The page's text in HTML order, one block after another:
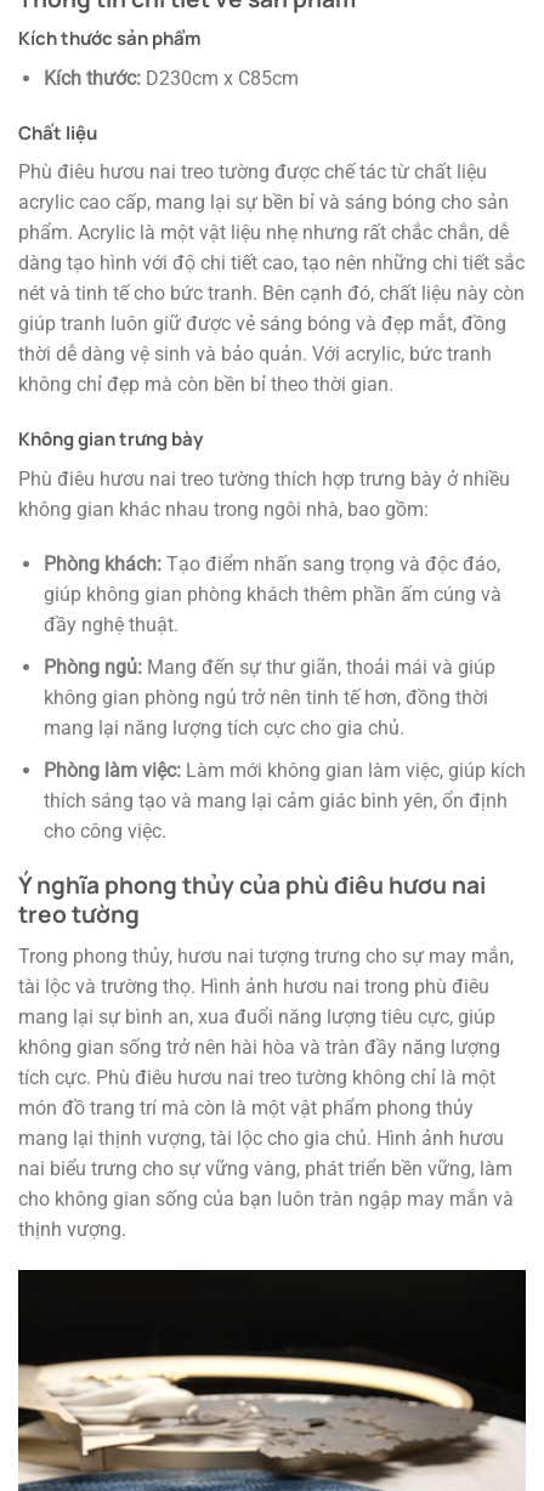
Kích thước sản phẩm
Kích thước:D230cm x C85cm
Chất liệu
Phù điêu hươu nai treo tường được chế tác từ chất liệu
acrylic cao cấp, mang lại sự bền bỉ và sáng bóng cho sản
phẩm. Acrylic là một vật liệu nhẹ nhưng rất chắc chắn, dễ
dàng tạo hình với độ chi tiết cao, tạo nên những chi tiết sắc
nét và tinh tế cho bức tranh. Bên cạnh đó, chất liệu này còn
giúp tranh luôn giữ được vẻ sáng bóng và đẹp mắt, đồng
thời dễ dàng vệ sinh và bảo quản. Với acrylic, bức tranh
không chỉ đẹp mà còn bền bỉ theo thời gian.
Không gian trưng bày
Phù điêu hươu nai treo tường thích hợp trưng bày ở nhiều
không gian khác nhau trong ngôi nhà, bao gồm:
Phòng khách:Tạo điểm nhấn sang trọng và độc đáo,
giúp không gian phòng khách thêm phần ấm cúng và
đầy nghệ thuật.
Phòng ngủ:Mang đến sự thư giãn, thoải mái và giúp
không gian phòng ngủ trở nên tinh tế hơn, đồng thời
mang lại năng lượng tích cực cho gia chủ.
Phòng làm việc:Làm mới không gian làm việc, giúp kích
thích sáng tạo và mang lại cảm giác bình yên, ổn định
cho công việc.
Ý nghĩa phong thủy của phù điêu hươu nai
treo tường
Trong phong thủy, hươu nai tượng trưng cho sự may mắn,
tài lộc và trường thọ. Hình ảnh hươu nai trong phù điêu
mang lại sự bình an, xua đuổi năng lượng tiêu cực, giúp
không gian sống trở nên hài hòa và tràn đầy năng lượng
tích cực. Phù điêu hươu nai treo tường không chỉ là một
món đồ trang trí mà còn là một vật phẩm phong thủy
mang lại thịnh vượng, tài lộc cho gia chủ. Hình ảnh hươu
nai biểu trưng cho sự vững vàng, phát triển bền vững, làm
cho không gian sống của bạn luôn tràn ngập may mắn và
thịnh vượng.